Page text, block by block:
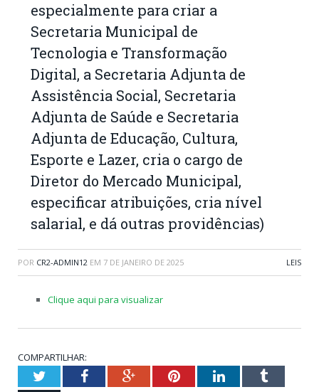
especialmente para criar a
Secretaria Municipal de
Tecnologia e Transformação
Digital, a Secretaria Adjunta de
Assistência Social, Secretaria
Adjunta de Saúde e Secretaria
Adjunta de Educação, Cultura,
Esporte e Lazer, cria o cargo de
Diretor do Mercado Municipal,
especificar atribuições, cria nível
salarial, e dá outras providências)
POR CR2-ADMIN12 EM 7 DE JANEIRO DE 2025 LEIS
Clique aqui para visualizar
COMPARTILHAR:
TwitterFacebookGoogle+PinterestLinkedInTumblr